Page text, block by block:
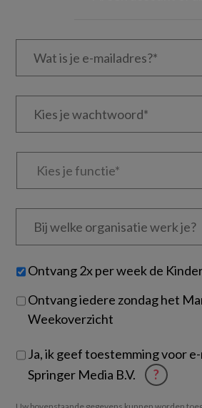
Wat
Kies
Kies
Bij
welke
je?
Untitled
Ontvang 2x per week de
Ontvang iedere zondag het
Weekoverzicht
Ja, ik geef toestemming voor
Springer Media B.V.
?